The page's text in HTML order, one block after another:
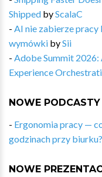
Shipped byScalaC
- AI nie zabierze
wymówki bySii
- Adobe Summit
Experience
NOWE PODCASTY
- Ergonomia pracy —
godzinach przy biurku?
NOWE